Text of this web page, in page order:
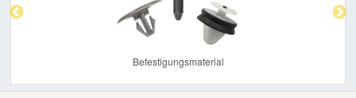
Befestigungsmaterial